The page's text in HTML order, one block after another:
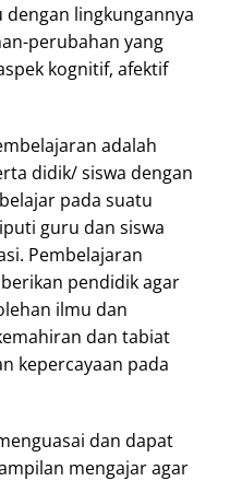
lingkungannya
perubahan yang
kognitif, afektif
adalah
didik/ siswa dengan
pada suatu
guru dan siswa
Pembelajaran
pendidik agar
ilmu dan
dan tabiat
kepercayaan pada
dan dapat
mengajar agar